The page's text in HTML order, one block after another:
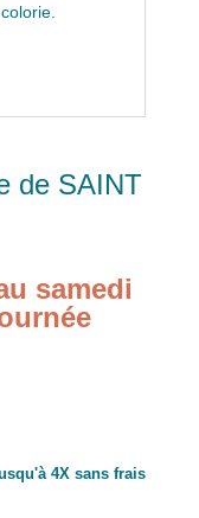
de SAINT
samedi
4X sans frais